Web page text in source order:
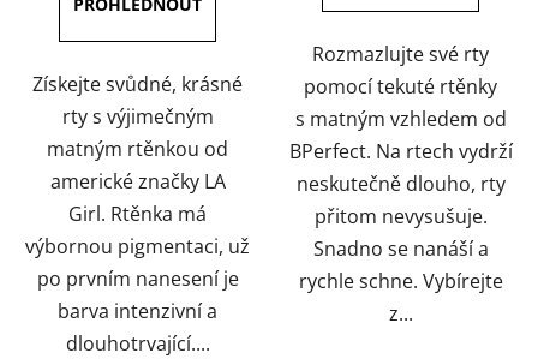
5
hvězdiček.
Získejte svůdné, krásné
rty s výjimečným
matným rtěnkou od
americké značky LA
Girl. Rtěnka má
výbornou pigmentaci, už
po prvním nanesení je
barva intenzivní a
dlouhotrvající....
5
hvězdiček.
Rozmazlujte své rty
pomocí tekuté rtěnky
s matným vzhledem od
BPerfect. Na rtech vydrží
neskutečně dlouho, rty
přitom nevysušuje.
Snadno se nanáší a
rychle schne. Vybírejte
z...